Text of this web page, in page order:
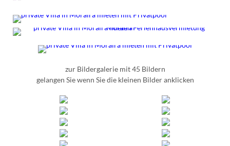
zur Bildergalerie mit 45 Bildern
gelangen Sie wenn Sie die kleinen Bilder anklicken